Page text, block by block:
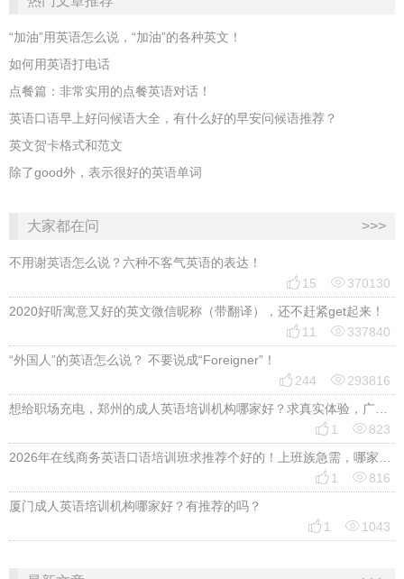
“加油”用英语怎么说，“加油”的各种英文！
如何用英语打电话
点餐篇：非常实用的点餐英语对话！
英语口语早上好问候语大全，有什么好的早安问候语推荐？
英文贺卡格式和范文
除了good外，表示很好的英语单词
大家都在问 >>>
不用谢英语怎么说？六种不客气英语的表达！
 15 370130
2020好听寓意又好的英文微信昵称（带翻译），还不赶紧get起来！
 11 337840
“外国人”的英语怎么说？ 不要说成“Foreigner”！
 244 293816
 1 823
 1 816
厦门成人英语培训机构哪家好？有推荐的吗？
 1 1043